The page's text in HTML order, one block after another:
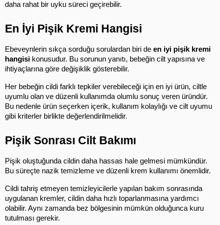
daha rahat bir uyku süreci geçirebilir.
En İyi Pişik Kremi Hangisi
Ebeveynlerin sıkça sorduğu sorulardan biri de en iyi pişik kremi
hangisi konusudur. Bu sorunun yanıtı, bebeğin cilt yapısına ve
ihtiyaçlarına göre değişiklik gösterebilir.
Her bebeğin cildi farklı tepkiler verebileceği için en iyi ürün, ciltle
uyumlu olan ve düzenli kullanımda olumlu sonuç veren üründür.
Bu nedenle ürün seçerken içerik, kullanım kolaylığı ve cilt uyumu
gibi kriterler birlikte değerlendirilmelidir.
Pişik Sonrası Cilt Bakımı
Pişik oluştuğunda cildin daha hassas hale gelmesi mümkündür.
Bu süreçte nazik temizleme ve düzenli krem kullanımı önemlidir.
Cildi tahriş etmeyen temizleyicilerle yapılan bakım sonrasında
uygulanan kremler, cildin daha hızlı toparlanmasına yardımcı
olabilir. Aynı zamanda bez bölgesinin mümkün olduğunca kuru
tutulması gerekir.